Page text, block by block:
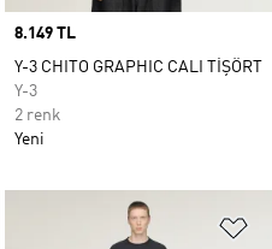
Price
8.149 TL
Y-3 CHITO GRAPHIC CALI TİŞÖRT
Y-3
2 renk
Yeni
Listesine Ekle